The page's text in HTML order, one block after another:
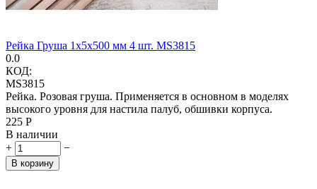
Рейка Груша 1х5х500 мм 4 шт. MS3815
0.0
КОД:
MS3815
Рейка. Розовая груша. Применяется в основном в моделях
высокого уровня для настила палуб, обшивки корпуса.
‍225‍ Р
В наличии
+
−
В корзину